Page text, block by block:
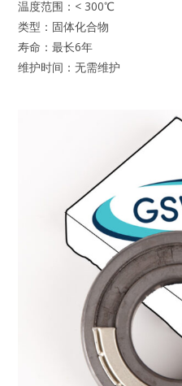
温度范围：< 300℃
类型：固体化合物
寿命：最长6年
维护时间：无需维护